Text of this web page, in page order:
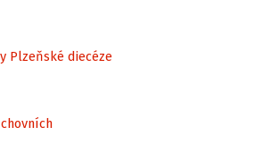
Plzeňské diecéze